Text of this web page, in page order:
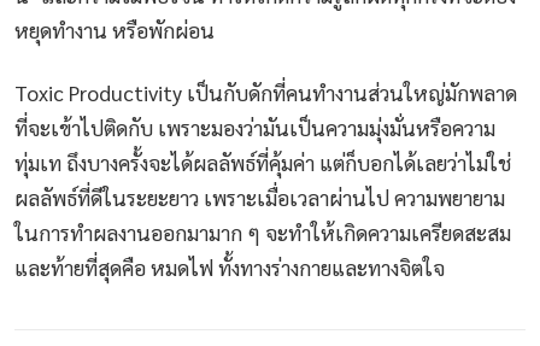
หยุดทำงาน หรือพักผ่อน
Toxic Productivity เป็นกับดักที่คนทำงานส่วนใหญ่มักพลาด
ที่จะเข้าไปติดกับ เพราะมองว่ามันเป็นความมุ่งมั่นหรือความ
ทุ่มเท ถึงบางครั้งจะได้ผลลัพธ์ที่คุ้มค่า แต่ก็บอกได้เลยว่าไม่ใช่
ผลลัพธ์ที่ดีในระยะยาว เพราะเมื่อเวลาผ่านไป ความพยายาม
ในการทำผลงานออกมามาก ๆ จะทำให้เกิดความเครียดสะสม
และท้ายที่สุดคือ หมดไฟ ทั้งทางร่างกายและทางจิตใจ